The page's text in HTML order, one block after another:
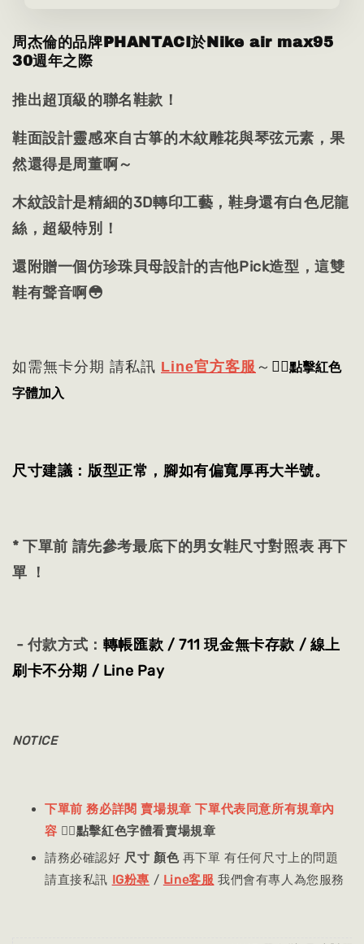
周杰倫的品牌PHANTACI於Nike air max95
30週年之際
推出超頂級的聯名鞋款！
鞋面設計靈感來自古箏的木紋雕花與琴弦元素，果
然還得是周董啊～
木紋設計是精細的3D轉印工藝，鞋身還有白色尼龍
絲，超級特別！
還附贈一個仿珍珠貝母設計的吉他Pick造型，這雙
鞋有聲音啊😳
如需無卡分期 請私訊 Line官方客服 ～ 👈🏻點擊紅色
字體加入
尺寸建議：版型正常，腳如有偏寬厚再大半號。
* 下單前 請先參考最底下的男女鞋尺寸對照表 再下
單 ！
- 付款方式： 轉帳匯款 / 711 現金無卡存款 / 線上
刷卡不分期 / Line Pay
NOTICE
下單前 務必詳閱 賣場規章 下單代表同意所有規章內
容 👈🏻點擊紅色字體看賣場規章
請務必確認好 尺寸 顏色再下單 有任何尺寸上的問題
請直接私訊 IG粉專 / Line客服 我們會有專人為您服務